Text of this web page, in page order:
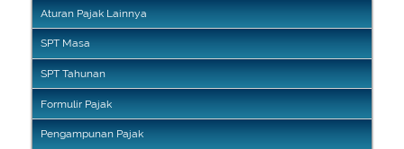
Aturan Pajak Lainnya
SPT Masa
SPT Tahunan
Formulir Pajak
Pengampunan Pajak